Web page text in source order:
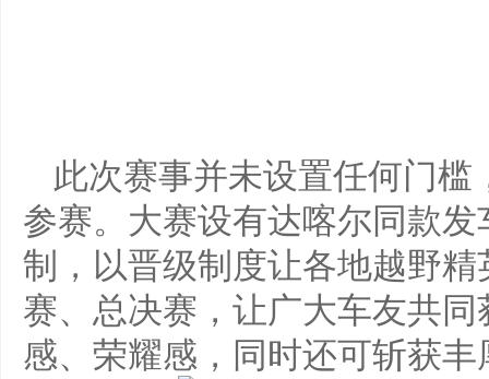
此次赛事并未设置任何门
参赛。大赛设有达喀尔同款
制，以晋级制度让各地越野
赛、总决赛，让广大车友共
感、荣耀感，同时还可斩获